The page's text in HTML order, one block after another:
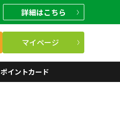
詳細はこちら
マイページ
ポイントカード